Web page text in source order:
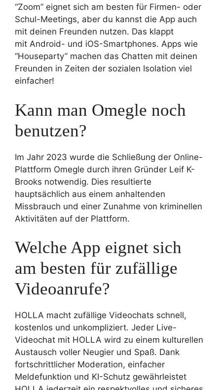
“Zoom” eignet sich am besten für Firmen- oder
Schul-Meetings, aber du kannst die App auch
mit deinen Freunden nutzen. Das klappt
mit Android- und iOS-Smartphones. Apps wie
“Houseparty” machen das Chatten mit deinen
Freunden in Zeiten der sozialen Isolation viel
einfacher!
Kann man Omegle noch
benutzen?
Im Jahr 2023 wurde die Schließung der Online-
Plattform Omegle durch ihren Gründer Leif K-
Brooks notwendig. Dies resultierte
hauptsächlich aus einem anhaltenden
Missbrauch und einer Zunahme von kriminellen
Aktivitäten auf der Plattform.
Welche App eignet sich
am besten für zufällige
Videoanrufe?
HOLLA macht zufällige Videochats schnell,
kostenlos und unkompliziert. Jeder Live-
Videochat mit HOLLA wird zu einem kulturellen
Austausch voller Neugier und Spaß. Dank
fortschrittlicher Moderation, einfacher
Meldefunktion und KI-Schutz gewährleistet